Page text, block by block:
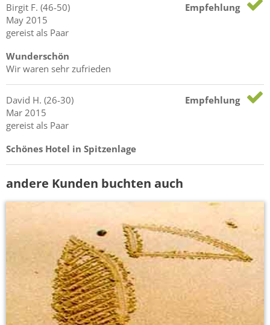
Birgit F. (46-50)
May 2015
gereist als Paar
Empfehlung
Wunderschön
Wir waren sehr zufrieden
David H. (26-30)
Mar 2015
gereist als Paar
Empfehlung
Schönes Hotel in Spitzenlage
andere Kunden buchten auch